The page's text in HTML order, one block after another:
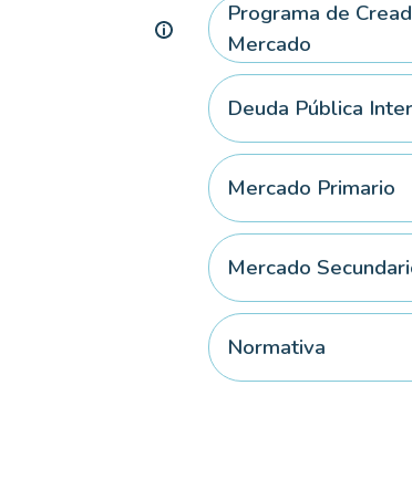
Programa de
Mercado
Deuda Pública
Mercado Primario
Mercado
Normativa